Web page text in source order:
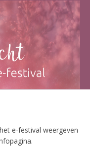
e-festival​ weergeven